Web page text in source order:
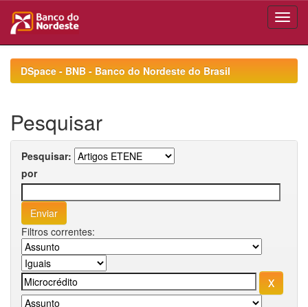
navigationDSpace - BNB - Banco do Nordeste do Brasil
Pesquisar
Pesquisar:
por
Filtros correntes: